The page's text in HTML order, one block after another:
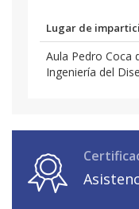
Lugar de
Aula Pedro Coca
Ingeniería del